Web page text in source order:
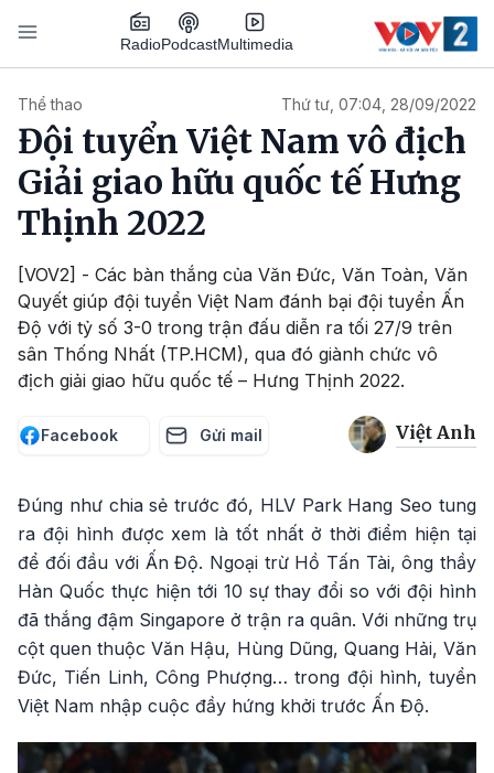
Nhảy đến nội dung
RadioPodcastMultimedia
Thể thao Thứ tư, 07:04, 28/09/2022
Đội tuyển Việt Nam vô địch
Giải giao hữu quốc tế Hưng
Thịnh 2022
[VOV2] - Các bàn thắng của Văn Đức, Văn Toàn, Văn
Quyết giúp đội tuyển Việt Nam đánh bại đội tuyển Ấn
Độ với tỷ số 3-0 trong trận đấu diễn ra tối 27/9 trên
sân Thống Nhất (TP.HCM), qua đó giành chức vô
địch giải giao hữu quốc tế – Hưng Thịnh 2022.
Facebook Gửi mail Việt Anh
Đúng như chia sẻ trước đó, HLV Park Hang Seo tung
ra đội hình được xem là tốt nhất ở thời điểm hiện tại
để đối đầu với Ấn Độ. Ngoại trừ Hồ Tấn Tài, ông thầy
Hàn Quốc thực hiện tới 10 sự thay đổi so với đội hình
đã thắng đậm Singapore ở trận ra quân. Với những trụ
cột quen thuộc Văn Hậu, Hùng Dũng, Quang Hải, Văn
Đức, Tiến Linh, Công Phượng… trong đội hình, tuyển
Việt Nam nhập cuộc đầy hứng khởi trước Ấn Độ.